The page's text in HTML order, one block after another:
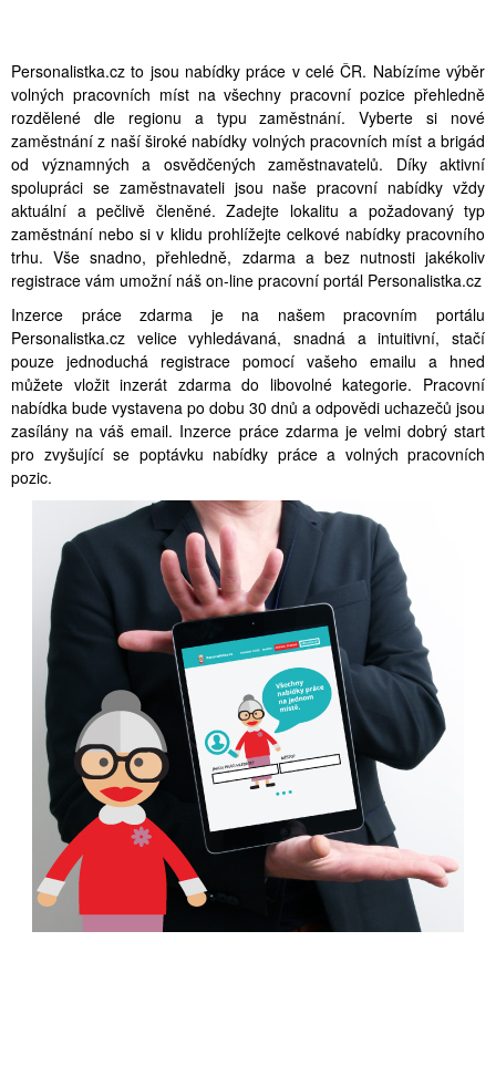
Personalistka.cz to jsou nabídky práce v celé ČR. Nabízíme výběr
volných pracovních míst na všechny pracovní pozice přehledně
rozdělené dle regionu a typu zaměstnání. Vyberte si nové
zaměstnání z naší široké nabídky volných pracovních míst a brigád
od významných a osvědčených zaměstnavatelů. Díky aktivní
spolupráci se zaměstnavateli jsou naše pracovní nabídky vždy
aktuální a pečlivě členěné. Zadejte lokalitu a požadovaný typ
zaměstnání nebo si v klidu prohlížejte celkové nabídky pracovního
trhu. Vše snadno, přehledně, zdarma a bez nutnosti jakékoliv
registrace vám umožní náš on-line pracovní portál Personalistka.cz
Inzerce práce zdarma je na našem pracovním portálu
Personalistka.cz velice vyhledávaná, snadná a intuitivní, stačí
pouze jednoduchá registrace pomocí vašeho emailu a hned
můžete vložit inzerát zdarma do libovolné kategorie. Pracovní
nabídka bude vystavena po dobu 30 dnů a odpovědi uchazečů jsou
zasílány na váš email. Inzerce práce zdarma je velmi dobrý start
pro zvyšující se poptávku nabídky práce a volných pracovních
pozic.